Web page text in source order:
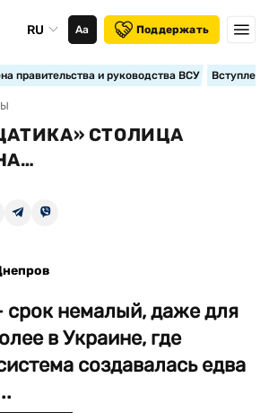
RU Аа Поддержать
правительства и руководства ВСУ
СТОЛИЦА
срок немалый, даже для
в Украине, где
создавалась едва